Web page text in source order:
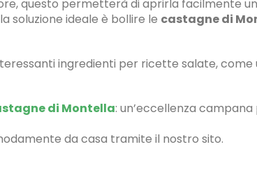
questo permetterà di aprirla facilmente
soluzione ideale è bollire le castagne di
ingredienti per ricette salate, come
di Montella: un’eccellenza
da casa tramite il nostro sito.